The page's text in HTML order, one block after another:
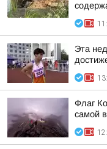
Эта
Флаг
самой